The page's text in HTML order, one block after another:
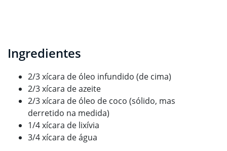
Ingredientes
2/3 xícara de óleo infundido (de cima)
2/3 xícara de azeite
2/3 xícara de óleo de coco (sólido, mas
derretido na medida)
1/4 xícara de lixívia
3/4 xícara de água